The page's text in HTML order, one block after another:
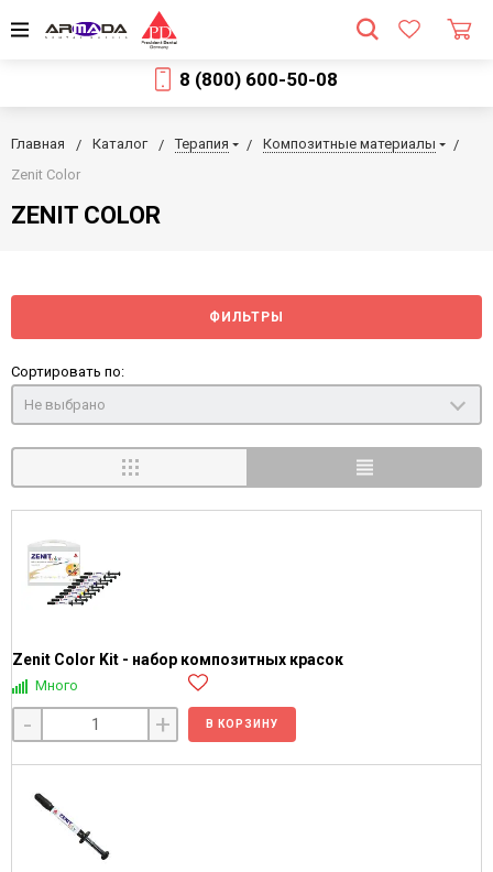
8 (800) 600-50-08
Главная Каталог Терапия
Композитные материалы
Zenit Color
ZENIT COLOR
ФИЛЬТРЫ
Сортировать по:
Не выбрано
Zenit Color Kit - набор композитных красок
Много
- + В КОРЗИНУ